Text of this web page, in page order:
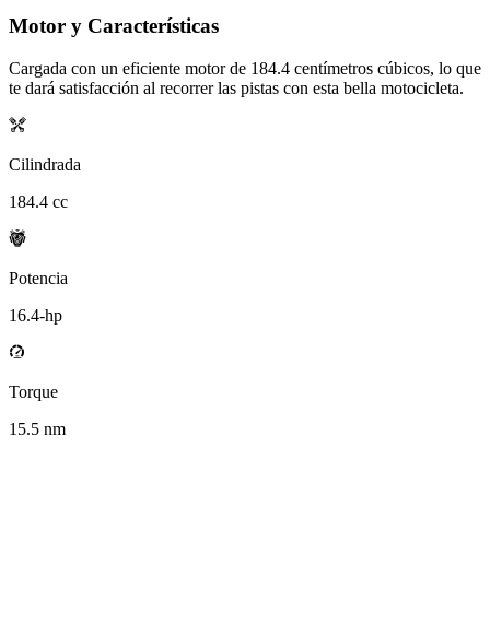
Motor y Características
Cargada con un eficiente motor de 184.4 centímetros cúbicos, lo que
te dará satisfacción al recorrer las pistas con esta bella motocicleta.
Cilindrada
184.4 cc
Potencia
16.4-hp
Torque
15.5 nm